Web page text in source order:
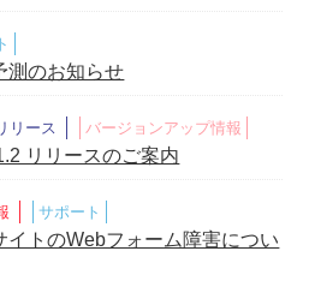
測のお知らせ
リース バージョンアップ情報
リリースのご案内
サポート
イトのWebフォーム障害につい